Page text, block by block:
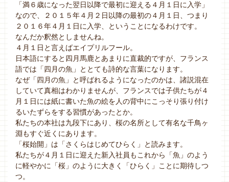
「満６歳になった翌日以降で最初に迎える４月１日に入学」
なので、２０１５年４月２日以降の最初の４月１日、つまり
２０１６年４月１日に入学、ということになるわけです。
なんだか釈然としませんね。
４月１日と言えばエイプリルフール。
日本語にすると四月馬鹿とあまりに直裁的ですが、フランス
語では「四月の魚」ととても詩的な言葉になります。
なぜ「四月の魚」と呼ばれるようになったのかは、諸説混在
していて真相はわかりませんが、フランスでは子供たちが４
月１日には紙に書いた魚の絵を人の背中にこっそり張り付け
るいたずらをする習慣があったとか。
私たちの本社は九段下にあり、桜の名所として有名な千鳥ヶ
淵もすぐ近くにあります。
「桜始開」は「さくらはじめてひらく」と読みます。
私たちが４月１日に迎えた新入社員もこれから「魚」のよう
に軽やかに「桜」のように大きく「ひらく」ことに期待しつ
つ。